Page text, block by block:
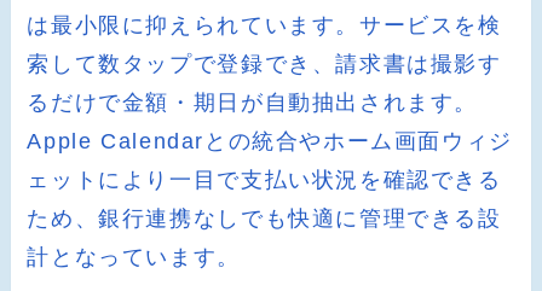
は最小限に抑えられています。サービスを検
索して数タップで登録でき、請求書は撮影す
るだけで金額・期日が自動抽出されます。
Apple Calendarとの統合やホーム画面ウィジ
ェットにより一目で支払い状況を確認できる
ため、銀行連携なしでも快適に管理できる設
計となっています。